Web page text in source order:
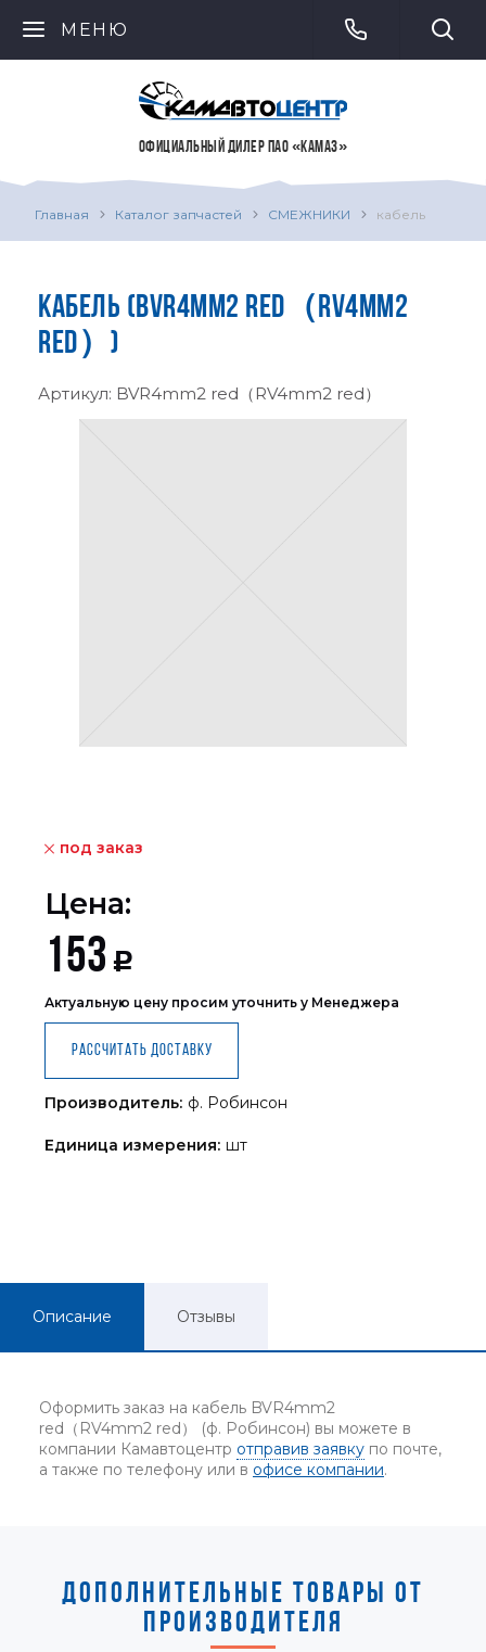
МЕНЮ
ОФИЦИАЛЬНЫЙ ДИЛЕР ПАО «КАМАЗ»
Главная Каталог запчастей СМЕЖНИКИ кабель
КАБЕЛЬ (BVR4MM2 RED（RV4MM2
RED）)
Артикул: BVR4mm2 red（RV4mm2 red）
под заказ
Цена:
153 Р
Актуальную цену просим уточнить у Менеджера
Рассчитать доставку
Производитель: ф. Робинсон
Единица измерения: шт
Описание Отзывы
Оформить заказ на кабель BVR4mm2
red（RV4mm2 red） (ф. Робинсон) вы можете в
компании Камавтоцентр отправив заявку по почте,
а также по телефону или в офисе компании.
ДОПОЛНИТЕЛЬНЫЕ ТОВАРЫ ОТ
ПРОИЗВОДИТЕЛЯ